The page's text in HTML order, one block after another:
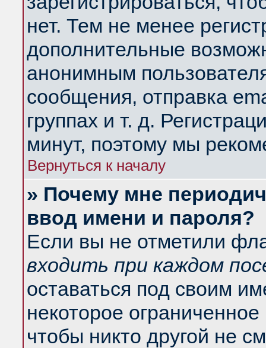
нет. Тем не менее
дополнительные
анонимным
сообщения, отправка
группах и т. д.
минут, поэтому мы
Вернуться к началу
» Почему мне
ввод имени и пароля?
Если вы не отметили
входить при каждом
оставаться под своим
некоторое
чтобы никто другой не